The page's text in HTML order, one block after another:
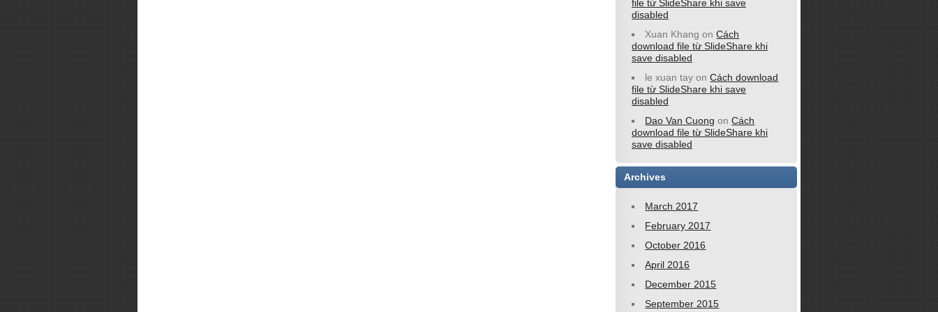
file từ SlideShare khi save
disabled
Xuan Khang onCách
download file từ SlideShare khi
save disabled
le xuan tay onCách download
file từ SlideShare khi save
disabled
Dao Van Cuong onCách
download file từ SlideShare khi
save disabled
Archives
March 2017
February 2017
October 2016
April 2016
December 2015
September 2015